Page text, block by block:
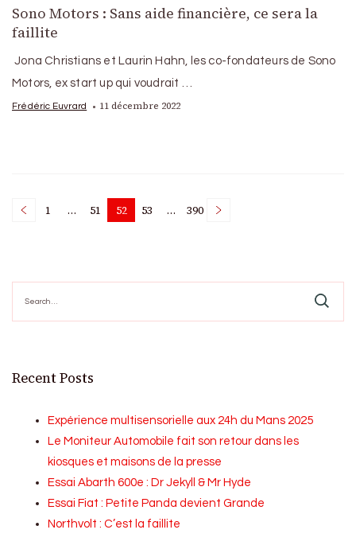
Sono Motors : Sans aide financière, ce sera la
faillite
Jona Christians et Laurin Hahn, les co-fondateurs de Sono
Motors, ex start up qui voudrait …
Frédéric Euvrard 11 décembre 2022
Posts
Page
1 … Page
51 Page
52 Page
53 … Page
390
for:
Recent Posts
Expérience multisensorielle aux 24h du Mans 2025
Le Moniteur Automobile fait son retour dans les
kiosques et maisons de la presse
Essai Abarth 600e : Dr Jekyll & Mr Hyde
Essai Fiat : Petite Panda devient Grande
Northvolt : C’est la faillite